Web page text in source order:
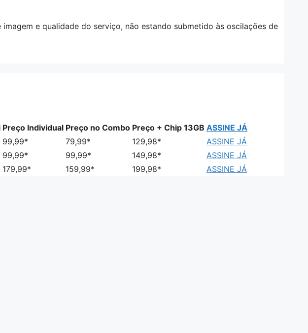
e qualidade do serviço, não estando submetido às oscilações de
Preço Individual Preço no Combo Preço + Chip 13GB ASSINE JÁ
99,99* 79,99* 129,98*
ASSINE JÁ
99,99* 99,99* 149,98*
ASSINE JÁ
179,99* 159,99* 199,98* ASSINE JÁ